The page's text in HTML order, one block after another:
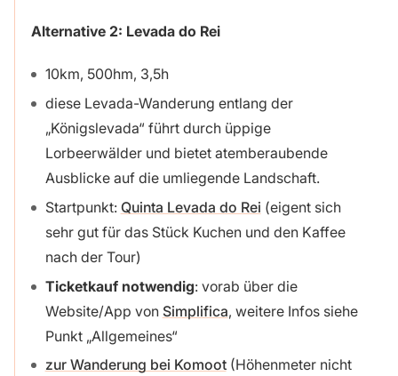
Alternative 2: Levada do Rei
10km, 500hm, 3,5h
diese Levada-Wanderung entlang der
„Königslevada“ führt durch üppige
Lorbeerwälder und bietet atemberaubende
Ausblicke auf die umliegende Landschaft.
Startpunkt: Quinta Levada do Rei (eigent sich
sehr gut für das Stück Kuchen und den Kaffee
nach der Tour)
Ticketkauf notwendig: vorab über die
Website/App von Simplifica, weitere Infos siehe
Punkt „Allgemeines“
zur Wanderung bei Komoot(Höhenmeter nicht